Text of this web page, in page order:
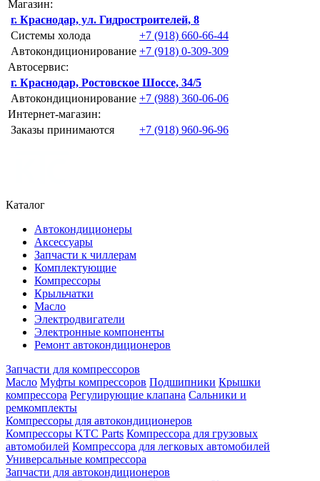
Магазин:
г. Краснодар, ул. Гидростроителей, 8
Системы холода
+7 (918) 660-66-44
Автокондиционирование +7 (918) 0-309-309
Автосервис:
г. Краснодар, Ростовское Шоссе, 34/5
Автокондиционирование +7 (988) 360-06-06
Интернет-магазин:
Заказы принимаются
+7 (918) 960-96-96
Каталог
Автокондиционеры
Аксессуары
Запчасти к чиллерам
Комплектующие
Компрессоры
Крыльчатки
Масло
Электродвигатели
Электронные компоненты
Ремонт автокондиционеров
Запчасти для компрессоров
Масло Муфты компрессоров Подшипники Крышки
компрессора Регулирующие клапана Сальники и
ремкомплекты
Компрессоры для автокондиционеров
Компрессоры KTC Parts Компрессора для грузовых
автомобилей Компрессора для легковых автомобилей
Универсальные компрессора
Запчасти для автокондиционеров